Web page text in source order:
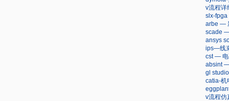
v流程详
slx-
arbe —
scade
ansys
ips—线
cst — 电
absint —
gl
catia-机
v流程仿